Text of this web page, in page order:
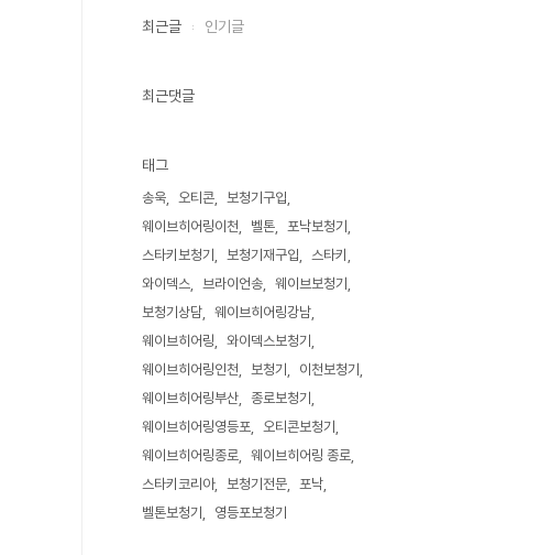
최근글 인기글
최근댓글
태그
송욱 오티콘
보청기구입
웨이브히어링이천
벨톤
포낙보청기
스타키보청기
보청기재구입
스타키
와이덱스
브라이언송
웨이브보청기
보청기상담
웨이브히어링강남
웨이브히어링
와이덱스보청기
웨이브히어링인천
보청기
이천보청기
웨이브히어링부산
종로보청기
웨이브히어링영등포
오티콘보청기
웨이브히어링종로
웨이브히어링 종로
스타키코리아
보청기전문
포낙
벨톤보청기
영등포보청기